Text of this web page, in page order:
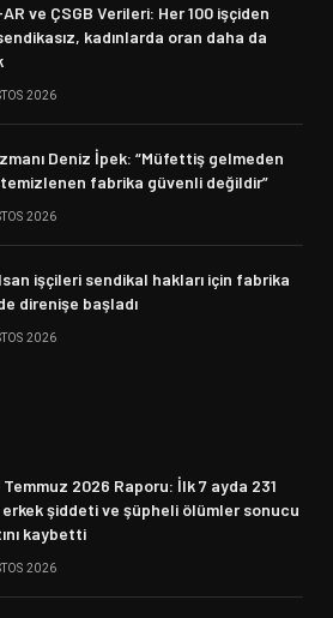
ve ÇSGB Verileri: Her 100 işçiden
sendikasız, kadınlarda oran daha da
2026
Deniz İpek: “Müfettiş gelmeden
fabrika güvenli değildir”
2026
işçileri sendikal hakları için fabrika
direnişe başladı
2026
Temmuz 2026 Raporu: İlk 7 ayda 231
erkek şiddeti ve şüpheli ölümler sonucu
kaybetti
2026